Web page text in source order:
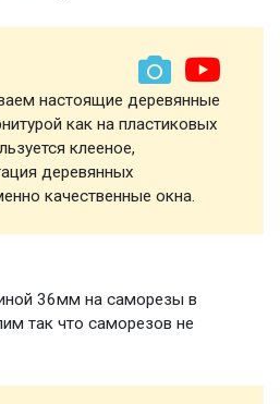
настоящие деревянные
как на пластиковых
клееное,
деревянных
качественные окна.
36мм на саморезы в
так что саморезов не